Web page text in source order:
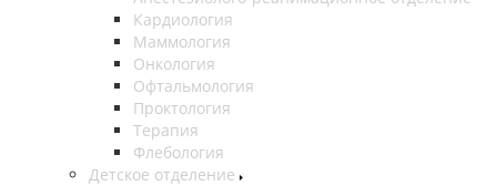
Кардиология
Маммология
Онкология
Офтальмология
Проктология
Терапия
Флебология
Детское отделение